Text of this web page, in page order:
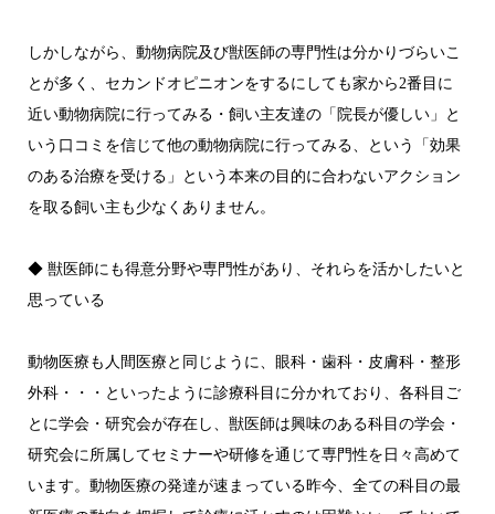
しかしながら、動物病院及び獣医師の専門性は分かりづらいこ
とが多く、セカンドオピニオンをするにしても家から2番目に
近い動物病院に行ってみる・飼い主友達の「院長が優しい」と
いう口コミを信じて他の動物病院に行ってみる、という「効果
のある治療を受ける」という本来の目的に合わないアクション
を取る飼い主も少なくありません。
◆ 獣医師にも得意分野や専門性があり、それらを活かしたいと
思っている
動物医療も人間医療と同じように、眼科・歯科・皮膚科・整形
外科・・・といったように診療科目に分かれており、各科目ご
とに学会・研究会が存在し、獣医師は興味のある科目の学会・
研究会に所属してセミナーや研修を通じて専門性を日々高めて
います。動物医療の発達が速まっている昨今、全ての科目の最